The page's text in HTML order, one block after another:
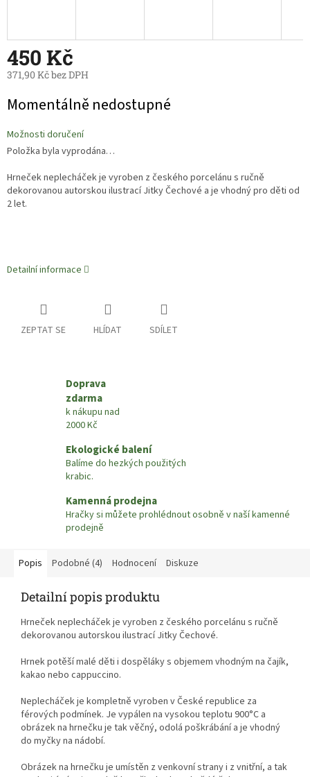
450 Kč
371,90 Kč bez DPH
cena:
Momentálně nedostupné
Možnosti doručení
Položka byla vyprodána…
Hrneček neplecháček je vyroben z českého porcelánu s ručně
dekorovanou autorskou ilustrací Jitky Čechové a je vhodný pro děti od
2 let.
Detailní informace
ZEPTAT SE HLÍDAT SDÍLET
Doprava
zdarma
k nákupu nad
2000 Kč
Ekologické balení
Balíme do hezkých použitých
krabic.
Kamenná prodejna
Hračky si můžete prohlédnout osobně v naší kamenné
prodejně
Popis Podobné (4) Hodnocení Diskuze
Detailní popis produktu
Hrneček neplecháček je vyroben z českého porcelánu s ručně
dekorovanou autorskou ilustrací Jitky Čechové.
Hrnek potěší malé děti i dospěláky s objemem vhodným na čajík,
kakao nebo cappuccino.
Neplecháček je kompletně vyroben v České republice za
férových podmínek. Je vypálen na vysokou teplotu 900°C a
obrázek na hrnečku je tak věčný, odolá poškrábání a je vhodný
do myčky na nádobí.
Obrázek na hrnečku je umístěn z venkovní strany i z vnitřní, a tak